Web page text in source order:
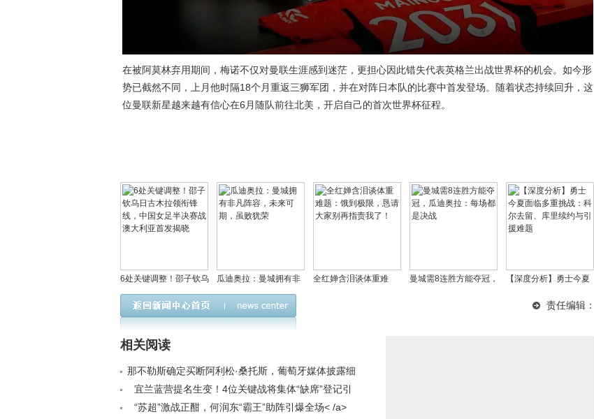
在被阿莫林弃用期间，梅诺不仅对曼联生涯感到迷茫，更担心因此错失代表英格兰出战世界杯的机会。如今形
势已截然不同，上月他时隔18个月重返三狮军团，并在对阵日本队的比赛中首发登场。随着状态持续回升，这
位曼联新星越来越有信心在6月随队前往北美，开启自己的首次世界杯征程。
6处关键调整！邵子钦乌
日古木拉领衔锋线，中
国女足半决赛战澳大利
瓜迪奥拉：曼城拥有非
凡阵容，未来可期，虽
全红婵含泪谈体重难
曼城需8连胜方能夺冠，
【深度分析】勇士今夏
留、库里续约与引援难
责任编辑：
相关阅读
那不勒斯确定买断阿利松·桑托斯，葡萄牙媒体披露细
节< /a>
宜兰蓝营提名生变！4位关键战将集体“缺席”登记引
关注< /a>
“苏超”激战正酣，何润东“霸王”助阵引爆全场< /a>